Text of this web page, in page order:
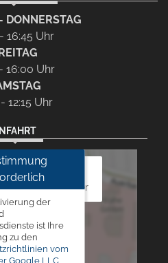
DONNERSTAG
16:45 Uhr
16:00 Uhr
12:15 Uhr
52249 Eschweiler
der
ist Ihre
zu den
vom
Google LLC